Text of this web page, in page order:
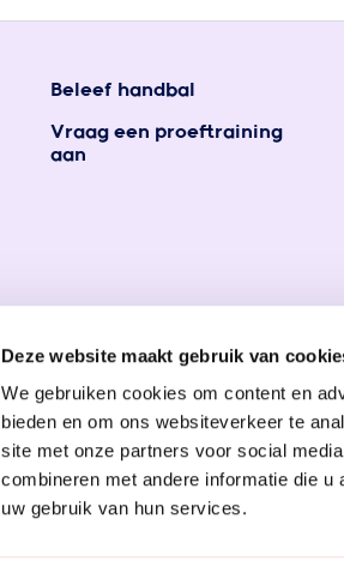
Deze website maakt gebruik van
We gebruiken cookies om content en
bieden en om ons websiteverkeer te
site met onze partners voor social
combineren met andere informatie die
uw gebruik van hun services.
Beleef handbal
Vraag een proeftraining
aan